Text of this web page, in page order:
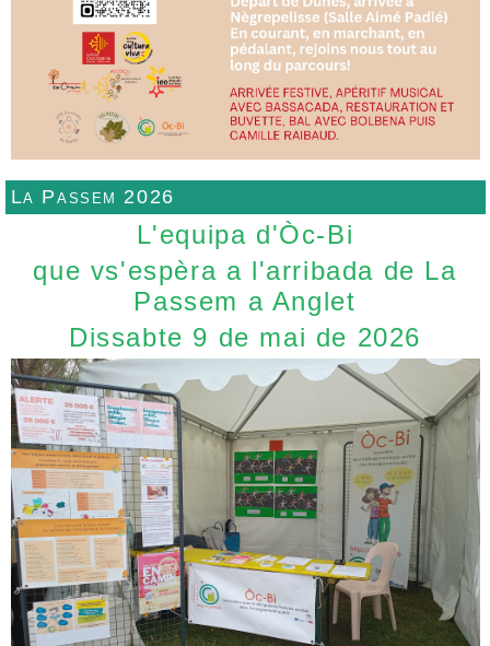
La Passem 2026
L'equipa d'Òc-Bi
que vs'espèra a l'arribada de La
Passem a Anglet
Dissabte 9 de mai de 2026